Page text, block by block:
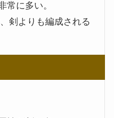
常に多い。
剣よりも編成される